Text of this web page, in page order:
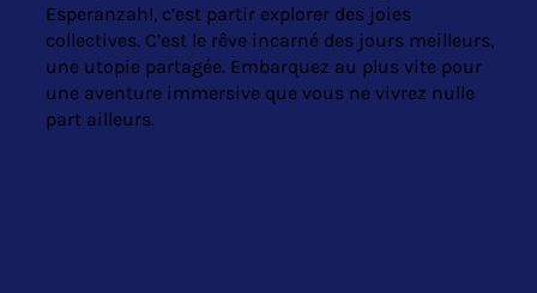
Esperanzah!, c’est partir explorer des joies
collectives. C’est le rêve incarné des jours meilleurs,
une utopie partagée. Embarquez au plus vite pour
une aventure immersive que vous ne vivrez nulle
part ailleurs.